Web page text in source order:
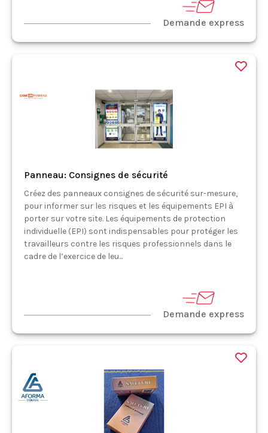
Demande express
Panneau: Consignes de sécurité
Créez des panneaux consignes de sécurité sur-mesure,
pour informer sur les risques et les équipements EPI à
porter sur votre site. Les équipements de protection
individuelle (EPI) sont indispensables pour protéger les
travailleurs contre les risques professionnels dans le
cadre de l’exercice de leu...
Demande express